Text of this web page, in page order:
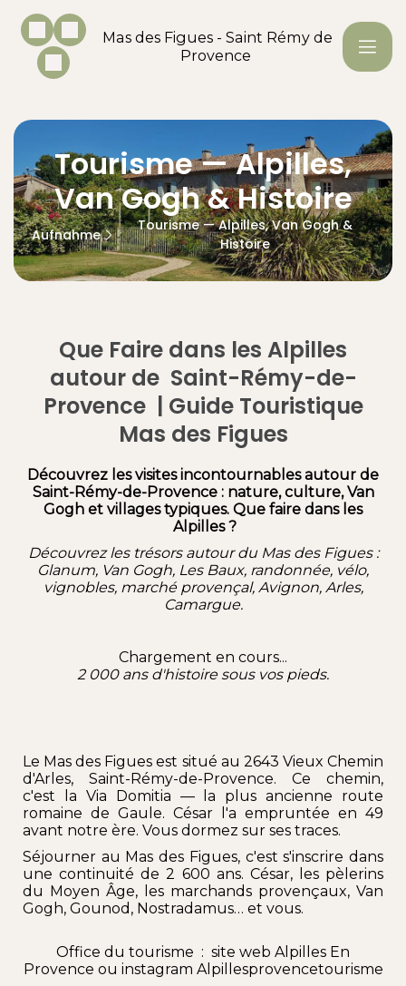
Mas des Figues - Saint Rémy de
Provence
Tourisme — Alpilles,
Van Gogh & Histoire
Aufnahme
Tourisme — Alpilles, Van Gogh &
Histoire
Que Faire dans les Alpilles
autour de Saint-Rémy-de-
Provence | Guide Touristique
Mas des Figues
Découvrez les visites incontournables autour de
Saint-Rémy-de-Provence : nature, culture, Van
Gogh et villages typiques. Que faire dans les
Alpilles ?
Découvrez les trésors autour du Mas des Figues :
Glanum, Van Gogh, Les Baux, randonnée, vélo,
vignobles, marché provençal, Avignon, Arles,
Camargue.
Chargement en cours...
2 000 ans d'histoire sous vos pieds.
Le Mas des Figues est situé au 2643 Vieux Chemin
d'Arles, Saint-Rémy-de-Provence. Ce chemin,
c'est la Via Domitia — la plus ancienne route
romaine de Gaule. César l'a empruntée en 49
avant notre ère. Vous dormez sur ses traces.
Séjourner au Mas des Figues, c'est s'inscrire dans
une continuité de 2 600 ans. César, les pèlerins
du Moyen Âge, les marchands provençaux, Van
Gogh, Gounod , Nostradamus… et vous.
Office du tourisme : site web Alpilles En
Provence ou instagram Alpillesprovencetourisme